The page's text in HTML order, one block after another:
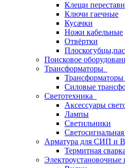
Клещи
Ключи гаечные
Кусачки
Ножи кабельные
Отвёртки
Поисковое
Трансформаторы
Силовые
Светотехника
Аксессуары
Лампы
Светильники
Арматура для СИП и
Термитная сварка
Электроустановочные